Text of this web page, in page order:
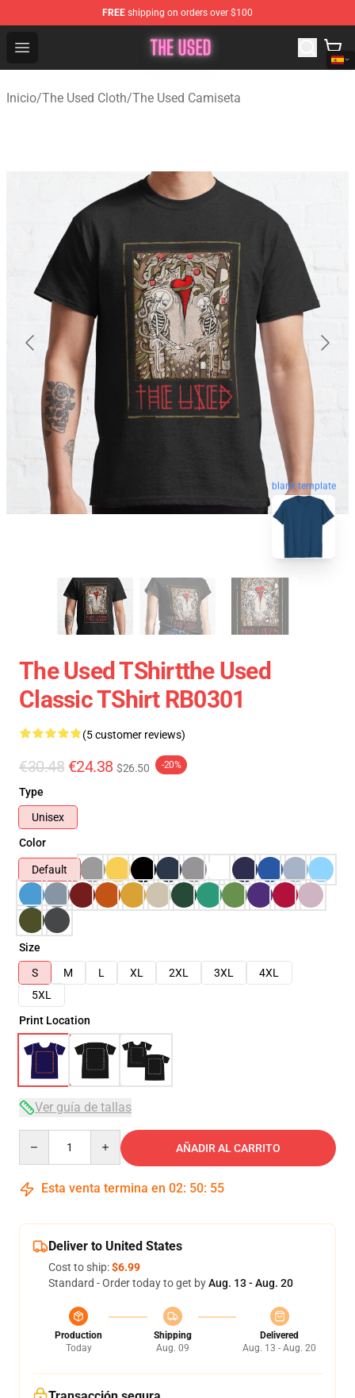
FREE shipping on orders over $100
Open menu
The Used Store - Official The Used Merchandise Shop
Inicio/The Used Cloth/The Used Camiseta
blank template
The Used TShirtthe Used
Classic TShirt RB0301
(5 customer reviews)
€30.48 €24.38 $26.50 -20%
Type
Unisex
Color
Default
Size
S
M L XL 2XL 3XL
4XL
5XL
Print Location
Ver guía de tallas
AÑADIR AL CARRITO
Esta venta termina en 02: 50: 54
Deliver to United States
Cost to ship:$6.99
Standard - Order today to get byAug. 13 - Aug. 20
Production
Today
Shipping
Aug. 09
Delivered
Aug. 13 - Aug. 20